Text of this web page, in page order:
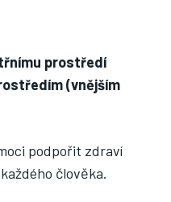
prostředí
(vnějším
podpořit zdraví
člověka.